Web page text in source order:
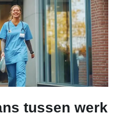
tussen werk